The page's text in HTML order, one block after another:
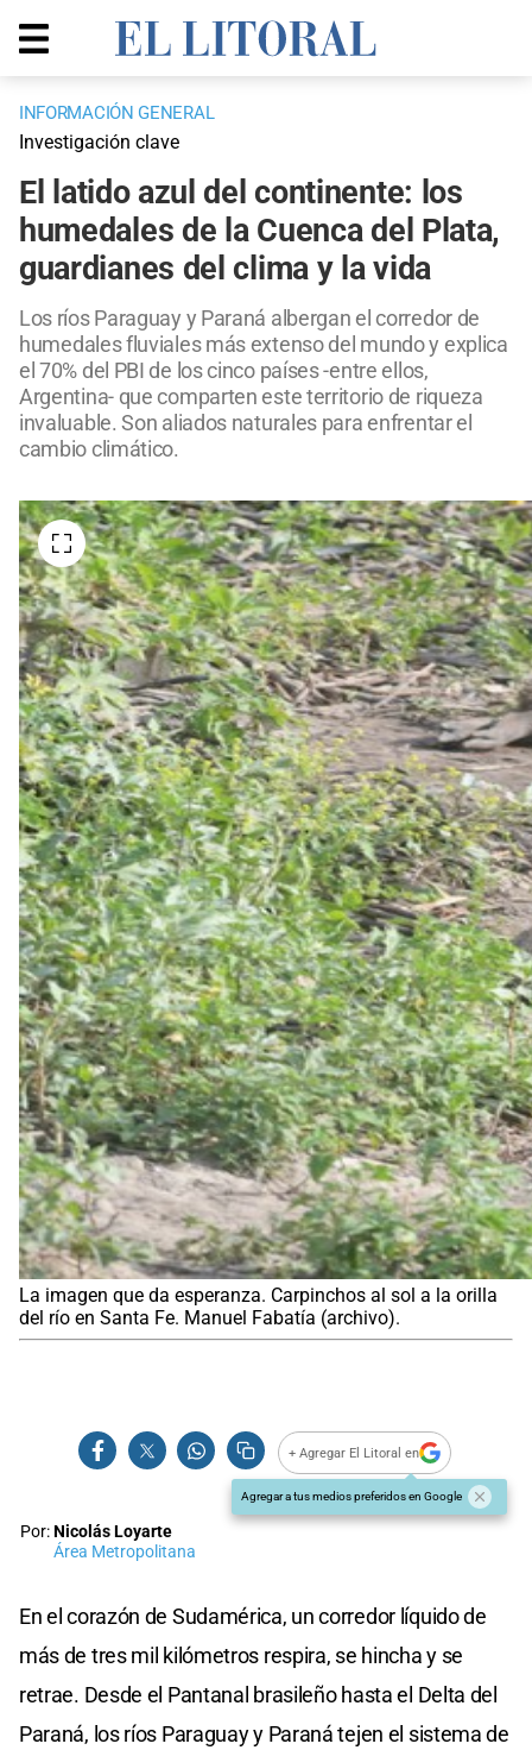
INFORMACIÓN GENERAL
Investigación clave
El latido azul del continente: los
humedales de la Cuenca del Plata,
guardianes del clima y la vida
Los ríos Paraguay y Paraná albergan el corredor de
humedales fluviales más extenso del mundo y explica
el 70% del PBI de los cinco países -entre ellos,
Argentina- que comparten este territorio de riqueza
invaluable. Son aliados naturales para enfrentar el
cambio climático.
La imagen que da esperanza. Carpinchos al sol a la orilla
del río en Santa Fe. Manuel Fabatía (archivo).
+ Agregar El Litoral en
Agregar a tus medios preferidos en Google
Por:Nicolás Loyarte
Área Metropolitana
En el corazón de Sudamérica, un corredor líquido de
más de tres mil kilómetros respira, se hincha y se
retrae. Desde el Pantanal brasileño hasta el Delta del
Paraná, los ríos Paraguay y Paraná tejen el sistema de